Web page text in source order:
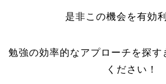
是非この機会を有効
勉強の効率的なアプローチを探す
ください！